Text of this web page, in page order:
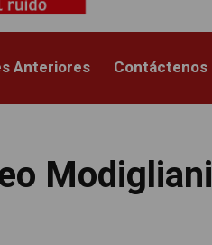
Anteriores Contáctenos
Modigliani